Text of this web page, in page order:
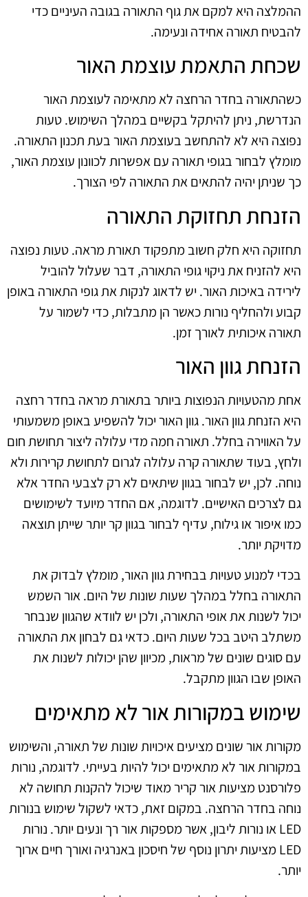
ההמלצה היא למקם את גוף התאורה בגובה העיניים כדי
להבטיח תאורה אחידה ונעימה.
שכחת התאמת עוצמת האור
כשהתאורה בחדר הרחצה לא מתאימה לעוצמת האור
הנדרשת, ניתן להיתקל בקשיים במהלך השימוש. טעות
נפוצה היא לא להתחשב בעוצמת האור בעת תכנון התאורה.
מומלץ לבחור בגופי תאורה עם אפשרות לכוונון עוצמת האור,
כך שניתן יהיה להתאים את התאורה לפי הצורך.
הזנחת תחזוקת התאורה
תחזוקה היא חלק חשוב מתפקוד תאורת מראה. טעות נפוצה
היא להזניח את ניקוי גופי התאורה, דבר שעלול להוביל
לירידה באיכות האור. יש לדאוג לנקות את גופי התאורה באופן
קבוע ולהחליף נורות כאשר הן מתבלות, כדי לשמור על
תאורה איכותית לאורך זמן.
הזנחת גוון האור
אחת מהטעויות הנפוצות ביותר בתאורת מראה בחדר רחצה
היא הזנחת גוון האור. גוון האור יכול להשפיע באופן משמעותי
על האווירה בחלל. תאורה חמה מדי עלולה ליצור תחושת חום
ולחץ, בעוד שתאורה קרה עלולה לגרום לתחושת קרירות ולא
נוחה. לכן, יש לבחור בגוון שיתאים לא רק לצבעי החדר אלא
גם לצרכים האישיים. לדוגמה, אם החדר מיועד לשימושים
כמו איפור או גילוח, עדיף לבחור בגוון קר יותר שייתן תוצאה
מדויקת יותר.
בכדי למנוע טעויות בבחירת גוון האור, מומלץ לבדוק את
התאורה בחלל במהלך שעות שונות של היום. אור השמש
יכול לשנות את אופי התאורה, ולכן יש לוודא שהגוון שנבחר
משתלב היטב בכל שעות היום. כדאי גם לבחון את התאורה
עם סוגים שונים של מראות, מכיוון שהן יכולות לשנות את
האופן שבו הגוון מתקבל.
שימוש במקורות אור לא מתאימים
מקורות אור שונים מציעים איכויות שונות של תאורה, והשימוש
במקורות אור לא מתאימים יכול להיות בעייתי. לדוגמה, נורות
פלורסנט מציעות אור קריר מאוד שיכול להקנות תחושה לא
נוחה בחדר הרחצה. במקום זאת, כדאי לשקול שימוש בנורות
LED או נורות ליבון, אשר מספקות אור רך ונעים יותר. נורות
LED מציעות יתרון נוסף של חיסכון באנרגיה ואורך חיים ארוך
יותר.